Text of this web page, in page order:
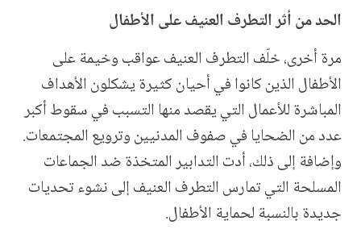
الحد من أثر التطرف العنيف على الأطفال
مرة أخرى، خلّف التطرف العنيف عواقب وخيمة على
الأطفال الذين كانوا في أحيان كثيرة يشكلون الأهداف
المباشرة للأعمال التي يقصد منها التسبب في سقوط أكبر
عدد من الضحايا في صفوف المدنيين وترويع المجتمعات.
وإضافة إلى ذلك، أدت التدابير المتخذة ضد الجماعات
المسلحة التي تمارس التطرف العنيف إلى نشوء تحديات
جديدة بالنسبة لحماية الأطفال.